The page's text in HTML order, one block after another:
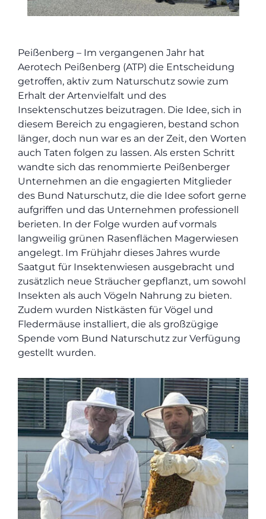
Peißenberg – Im vergangenen Jahr hat
Aerotech Peißenberg (ATP) die Entscheidung
getroffen, aktiv zum Naturschutz sowie zum
Erhalt der Artenvielfalt und des
Insektenschutzes beizutragen. Die Idee, sich in
diesem Bereich zu engagieren, bestand schon
länger, doch nun war es an der Zeit, den Worten
auch Taten folgen zu lassen. Als ersten Schritt
wandte sich das renommierte Peißenberger
Unternehmen an die engagierten Mitglieder
des Bund Naturschutz, die die Idee sofort gerne
aufgriffen und das Unternehmen professionell
berieten. In der Folge wurden auf vormals
langweilig grünen Rasenflächen Magerwiesen
angelegt. Im Frühjahr dieses Jahres wurde
Saatgut für Insektenwiesen ausgebracht und
zusätzlich neue Sträucher gepflanzt, um sowohl
Insekten als auch Vögeln Nahrung zu bieten.
Zudem wurden Nistkästen für Vögel und
Fledermäuse installiert, die als großzügige
Spende vom Bund Naturschutz zur Verfügung
gestellt wurden.